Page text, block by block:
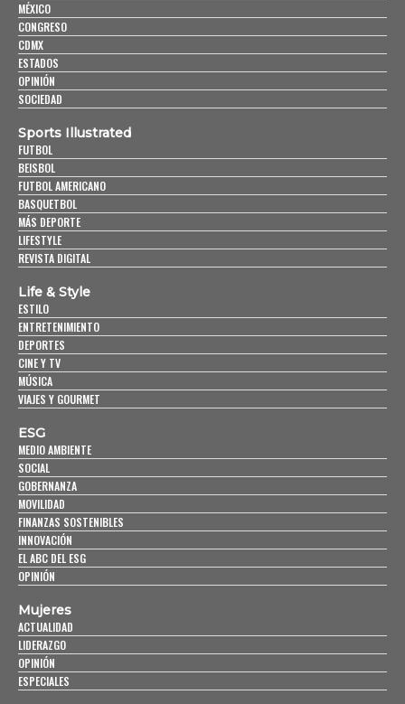
MÉXICO
CONGRESO
CDMX
ESTADOS
OPINIÓN
SOCIEDAD
Sports Illustrated
FUTBOL
BEISBOL
FUTBOL AMERICANO
BASQUETBOL
MÁS DEPORTE
LIFESTYLE
REVISTA DIGITAL
Life & Style
ESTILO
ENTRETENIMIENTO
DEPORTES
CINE Y TV
MÚSICA
VIAJES Y GOURMET
ESG
MEDIO AMBIENTE
SOCIAL
GOBERNANZA
MOVILIDAD
FINANZAS SOSTENIBLES
INNOVACIÓN
EL ABC DEL ESG
OPINIÓN
Mujeres
ACTUALIDAD
LIDERAZGO
OPINIÓN
ESPECIALES